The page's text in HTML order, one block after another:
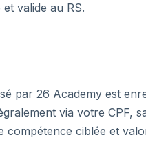
valide au RS.
par 26 Academy est
via votre CPF,
ciblée et